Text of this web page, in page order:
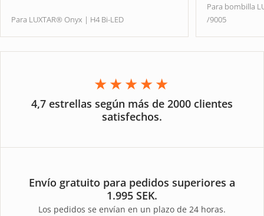
Para LUXTAR® Onyx | H4 Bi-LED
Para bombilla
/9005
★★★★★
4,7 estrellas según más de 2000 clientes
satisfechos.
Envío gratuito para pedidos superiores a
1.995 SEK.
Los pedidos se envían en un plazo de 24 horas.